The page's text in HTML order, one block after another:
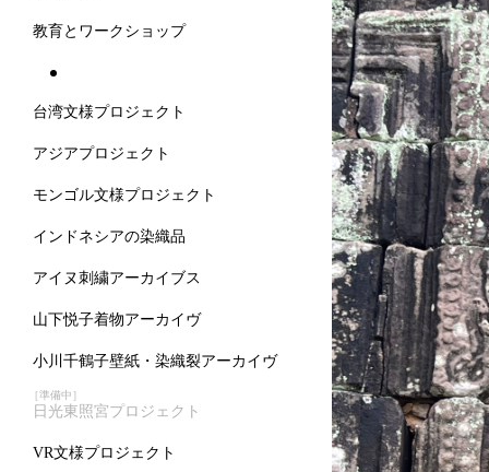
教育とワークショップ
台湾文様プロジェクト
アジアプロジェクト
モンゴル文様プロジェクト
インドネシアの染織品
アイヌ刺繍アーカイブス
山下悦子着物アーカイヴ
小川千鶴子壁紙・染織裂アーカイヴ
［準備中］
日光東照宮プロジェクト
VR文様プロジェクト